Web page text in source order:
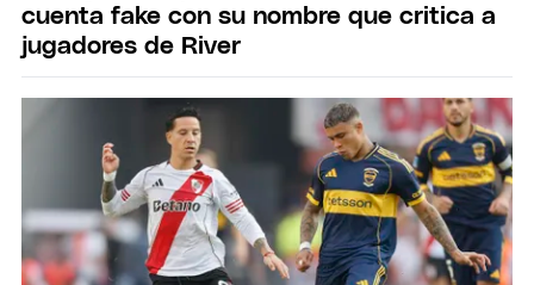
cuenta fake con su nombre que critica a
jugadores de River